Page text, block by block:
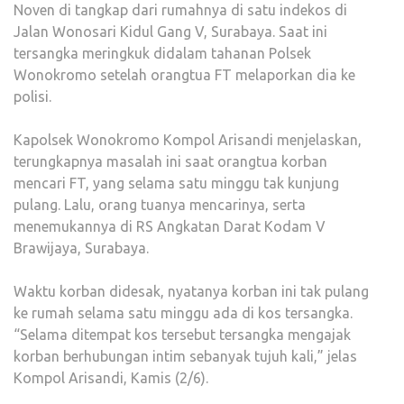
Noven di tangkap dari rumahnya di satu indekos di
Jalan Wonosari Kidul Gang V, Surabaya. Saat ini
tersangka meringkuk didalam tahanan Polsek
Wonokromo setelah orangtua FT melaporkan dia ke
polisi.
Kapolsek Wonokromo Kompol Arisandi menjelaskan,
terungkapnya masalah ini saat orangtua korban
mencari FT, yang selama satu minggu tak kunjung
pulang. Lalu, orang tuanya mencarinya, serta
menemukannya di RS Angkatan Darat Kodam V
Brawijaya, Surabaya.
Waktu korban didesak, nyatanya korban ini tak pulang
ke rumah selama satu minggu ada di kos tersangka.
“Selama ditempat kos tersebut tersangka mengajak
korban berhubungan intim sebanyak tujuh kali,” jelas
Kompol Arisandi, Kamis (2/6).